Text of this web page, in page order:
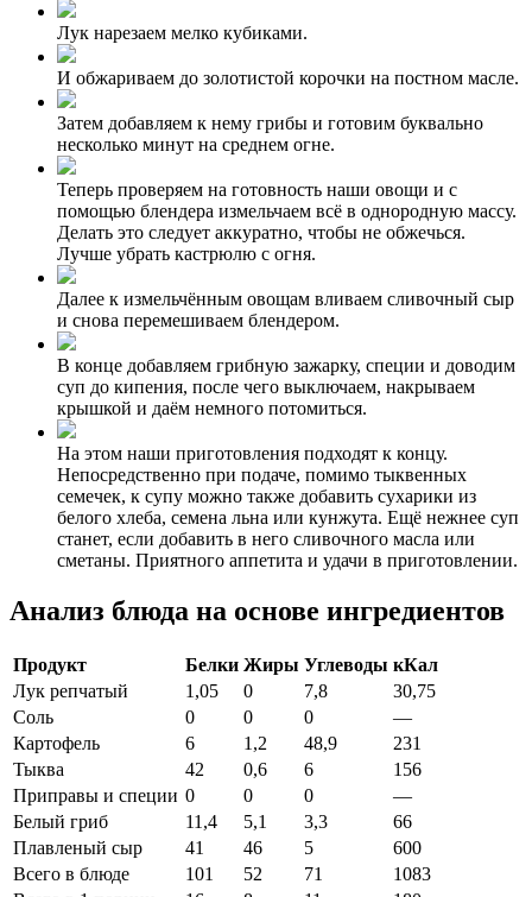
Лук нарезаем мелко кубиками.
И обжариваем до золотистой корочки на постном масле.
Затем добавляем к нему грибы и готовим буквально
несколько минут на среднем огне.
Теперь проверяем на готовность наши овощи и с
помощью блендера измельчаем всё в однородную массу.
Делать это следует аккуратно, чтобы не обжечься.
Лучше убрать кастрюлю с огня.
Далее к измельчённым овощам вливаем сливочный сыр
и снова перемешиваем блендером.
В конце добавляем грибную зажарку, специи и доводим
суп до кипения, после чего выключаем, накрываем
крышкой и даём немного потомиться.
На этом наши приготовления подходят к концу.
Непосредственно при подаче, помимо тыквенных
семечек, к супу можно также добавить сухарики из
белого хлеба, семена льна или кунжута. Ещё нежнее суп
станет, если добавить в него сливочного масла или
сметаны. Приятного аппетита и удачи в приготовлении.
Анализ блюда на основе ингредиентов
Продукт Белки Жиры Углеводы кКал
Лук репчатый
1,05 0 7,8
30,75
Соль
0 0 0
—
Картофель
6 1,2 48,9
231
Тыква
42 0,6 6
156
Приправы и специи 0 0 0
—
Белый гриб
11,4 5,1 3,3
66
Плавленый сыр
41 46 5
600
Всего в блюде
101 52 71
1083